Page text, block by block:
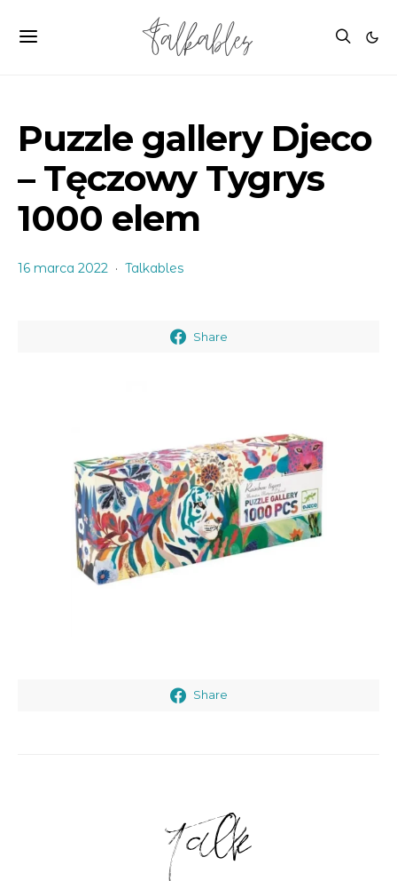
Puzzle gallery Djeco
– Tęczowy Tygrys
1000 elem
16 marca 2022 Talkables
Share
Share